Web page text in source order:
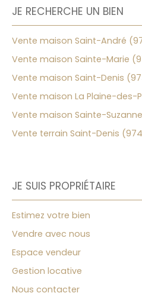
JE RECHERCHE UN BIEN
Vente maison Saint-André
Vente maison Sainte-Marie
Vente maison Saint-Denis
Vente maison La Plaine-des-
Vente maison Sainte-
Vente terrain Saint-Denis
JE SUIS PROPRIÉTAIRE
Estimez votre bien
Vendre avec nous
Espace vendeur
Gestion locative
Nous contacter